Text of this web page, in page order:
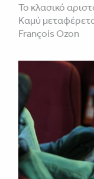
Το κλασικό
Καμύ
François Ozon